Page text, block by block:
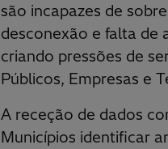
são incapazes de
desconexão e falta de
criando pressões de
Públicos, Empresas e
A receção de dados
Municípios identificar